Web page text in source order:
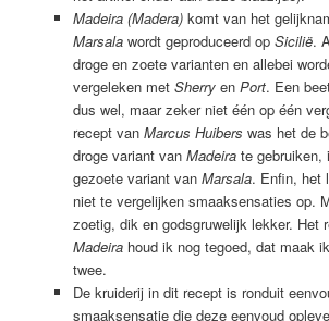
Madeira (Madera)komt van het
Marsalawordt geproduceerd op Sicilië.
droge en zoete varianten en allebei
vergeleken met Sherryen Port. Een
dus wel, maar zeker niet één op één
recept van Marcus Huibers was het de
droge variant van Madeirate gebruiken,
gezoete variant van Marsala. Enfin, het
niet te vergelijken smaaksensaties op.
zoetig, dik en godsgruwelijk lekker. Het
Madeirahoud ik nog tegoed, dat maak
twee.
De kruiderij in dit recept is ronduit
smaaksensatie die deze eenvoud